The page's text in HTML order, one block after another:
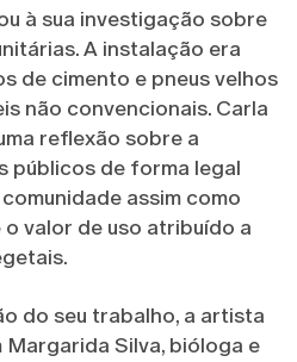
à sua investigação sobre
A instalação era
de cimento e pneus velhos
não convencionais. Carla
reflexão sobre a
públicos de forma legal
assim como
valor de uso atribuído a
do seu trabalho, a artista
Silva, bióloga e